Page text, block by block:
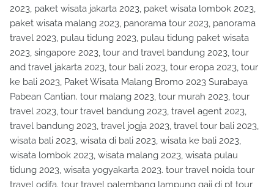
2023, paket wisata jakarta 2023, paket wisata lombok 2023,
paket wisata malang 2023, panorama tour 2023, panorama
travel 2023, pulau tidung 2023, pulau tidung paket wisata
2023, singapore 2023, tour and travel bandung 2023, tour
and travel jakarta 2023, tour bali 2023, tour eropa 2023, tour
ke bali 2023, Paket Wisata Malang Bromo 2023 Surabaya
Pabean Cantian. tour malang 2023, tour murah 2023, tour
travel 2023, tour travel bandung 2023, travel agent 2023,
travel bandung 2023, travel jogja 2023, travel tour bali 2023,
wisata bali 2023, wisata di bali 2023, wisata ke bali 2023,
wisata lombok 2023, wisata malang 2023, wisata pulau
tidung 2023, wisata yogyakarta 2023. tour travel noida tour
travel odifa. tour travel palembang lampung gaji di pt tour